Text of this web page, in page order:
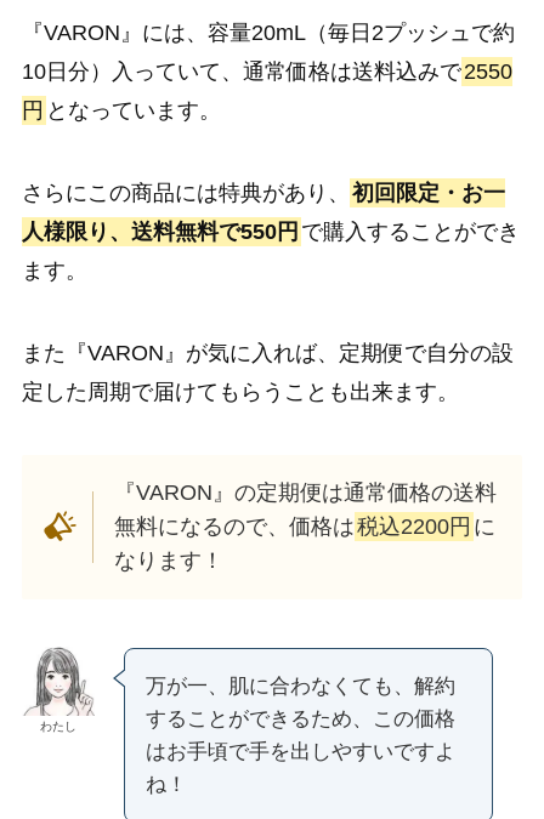
『VARON』には、容量20mL（毎日2プッシュで約
10日分）入っていて、通常価格は送料込みで2550
円 となっています。
さらにこの商品には特典があり、
初回限定・お一
人様限り、送料無料で550円 で購入することができ
ます。
また『VARON』が気に入れば、定期便で自分の設
定した周期で届けてもらうことも出来ます。
『VARON』の定期便は通常価格の送料
無料になるので、価格は税込2200円 に
なります！
わたし
万が一、肌に合わなくても、解約
することができるため、この価格
はお手頃で手を出しやすいですよ
ね！